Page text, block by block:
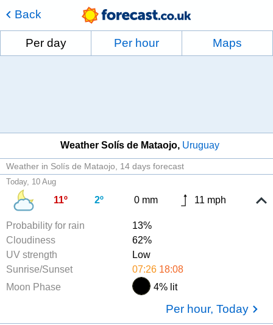
Back
Per day Per hour Maps
Weather Solís de Mataojo Uruguay
Weather in Solís de Mataojo 14 days forecast
Today, 10 Aug
11º 2º 0 mm 11 mph
Probability for rain
13%
Cloudiness
62%
UV strength
Low
Sunrise/Sunset
07:26 18:08
Moon Phase
4% lit
Per hour, Today